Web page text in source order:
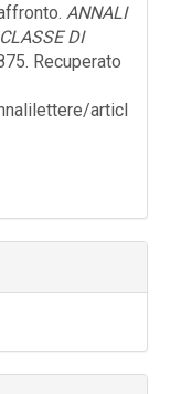
ANNALI
DI
Recuperato
articl